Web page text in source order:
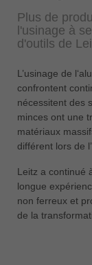
Plus de
l'usinage à
d'outils de
L’usinage de
confrontent
nécessitent des
minces ont une
matériaux
différent lors de
Leitz a continué
longue
non ferreux et
de la